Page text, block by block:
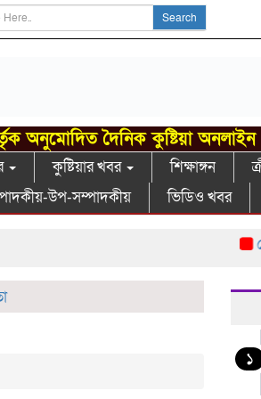
Search
অনুমোদিত দৈনিক কুষ্টিয়া অনলাইন
কুষ্টিয়ার খবর শিক্ষাঙ্গন
উপ-সম্পাদকীয় ভিডিও খবর
১